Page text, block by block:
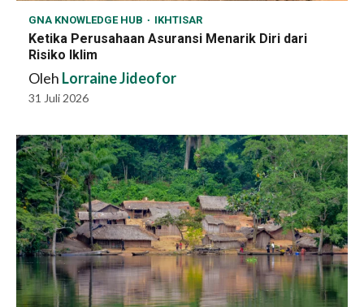
GNA KNOWLEDGE HUB IKHTISAR
Ketika Perusahaan Asuransi Menarik Diri dari
Risiko Iklim
Oleh Lorraine Jideofor
31 Juli 2026